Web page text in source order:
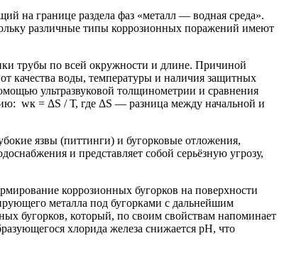
на границе раздела фаз «металл — водная среда».
различные типы коррозионных поражений имеют
трубы по всей окружности и длине. Причиной
качества воды, температуры и наличия защитных
ультразвуковой толщинометрии и сравнения
wк = ΔS / Т, где ΔS — разница между начальной и
язвы (питтинги) и бугорковые отложения,
и представляет собой серьёзную угрозу,
коррозионных бугорков на поверхности
металла под бугорками с дальнейшим
бугорков, который, по своим свойствам напоминает
хлорида железа снижается pH, что